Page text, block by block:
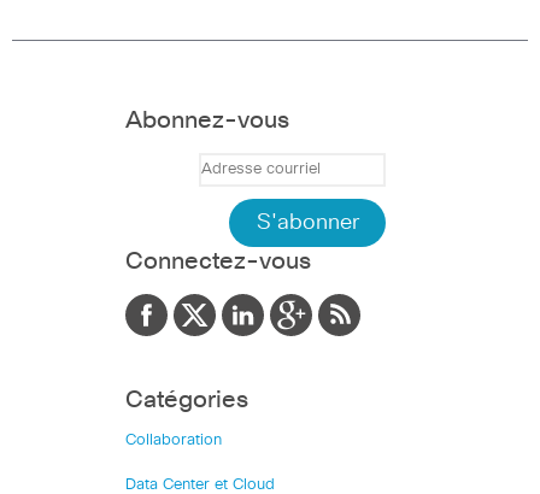
Abonnez-vous
Connectez-vous
Catégories
Collaboration
Data Center et Cloud